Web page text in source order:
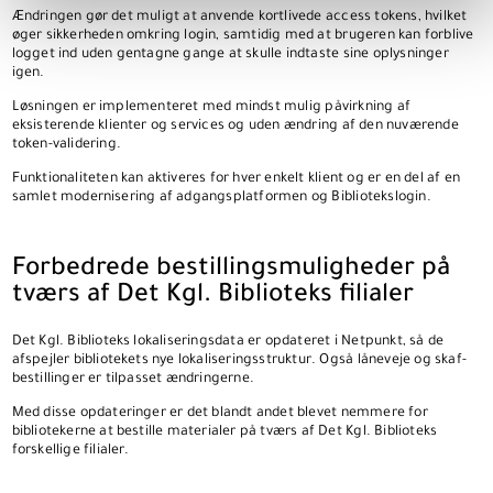
Ændringen gør det muligt at anvende kortlivede access tokens, hvilket
øger sikkerheden omkring login, samtidig med at brugeren kan forblive
logget ind uden gentagne gange at skulle indtaste sine oplysninger
igen.
Løsningen er implementeret med mindst mulig påvirkning af
eksisterende klienter og services og uden ændring af den nuværende
token-validering.
Funktionaliteten kan aktiveres for hver enkelt klient og er en del af en
samlet modernisering af adgangsplatformen og Bibliotekslogin.
Forbedrede bestillingsmuligheder på
tværs af Det Kgl. Biblioteks filialer
Det Kgl. Biblioteks lokaliseringsdata er opdateret i Netpunkt, så de
afspejler bibliotekets nye lokaliseringsstruktur. Også låneveje og skaf-
bestillinger er tilpasset ændringerne.
Med disse opdateringer er det blandt andet blevet nemmere for
bibliotekerne at bestille materialer på tværs af Det Kgl. Biblioteks
forskellige filialer.